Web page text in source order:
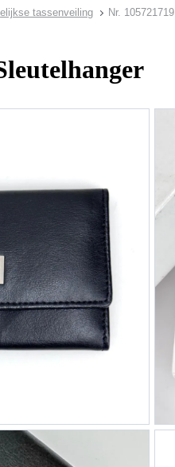
tassenveiling Nr. 105721719